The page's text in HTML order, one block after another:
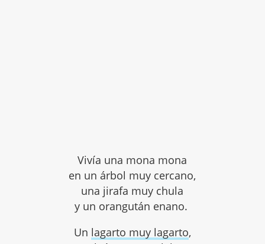
Vivía una mona mona
en un árbol muy cercano,
una jirafa muy chula
y un orangután enano.
Un lagarto muy lagarto,